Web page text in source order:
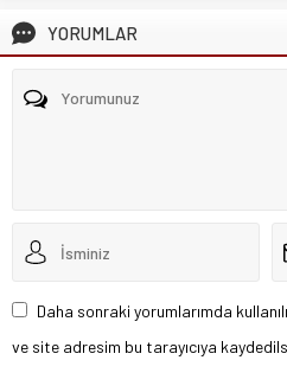
YORUMLAR
Daha sonraki yorumlarımda
ve site adresim bu tarayıcıya